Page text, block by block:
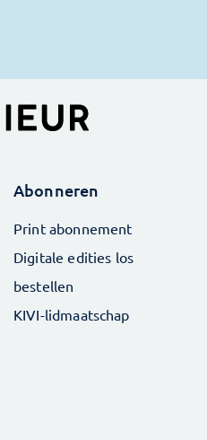
Abonneren
Print abonnement
Digitale edities los
bestellen
KIVI-lidmaatschap